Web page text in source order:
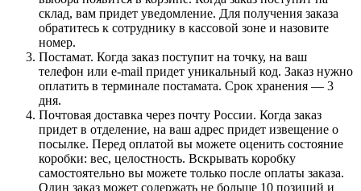
склад, вам придет уведомление. Для получения заказа
обратитесь к сотруднику в кассовой зоне и назовите
номер.
Постамат. Когда заказ поступит на точку, на ваш
телефон или e-mail придет уникальный код. Заказ нужно
оплатить в терминале постамата. Срок хранения — 3
дня.
Почтовая доставка через почту России. Когда заказ
придет в отделение, на ваш адрес придет извещение о
посылке. Перед оплатой вы можете оценить состояние
коробки: вес, целостность. Вскрывать коробку
самостоятельно вы можете только после оплаты заказа.
Один заказ может содержать не больше 10 позиций и